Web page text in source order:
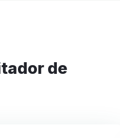
El
correo
¿Ha olvidado su contraseña?